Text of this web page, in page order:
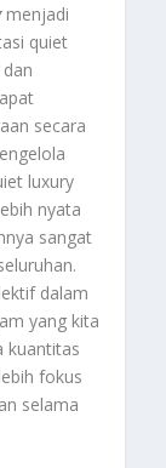
menjadi
quiet
secara
luxury
nyata
sangat
dalam
yang kita
kuantitas
fokus
selama